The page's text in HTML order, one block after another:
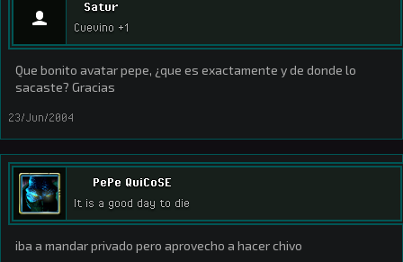
Satur
Cuevino +1
Que bonito avatar pepe, ¿que es exactamente y de donde lo
sacaste? Gracias
23/Jun/2004
PePe QuiCoSE
It is a good day to die
iba a mandar privado pero aprovecho a hacer chivo